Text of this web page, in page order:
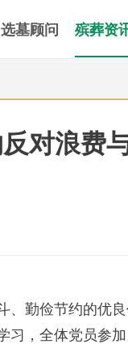
选墓顾问 殡葬资
对浪费
、勤俭节约的优
，全体党员参加